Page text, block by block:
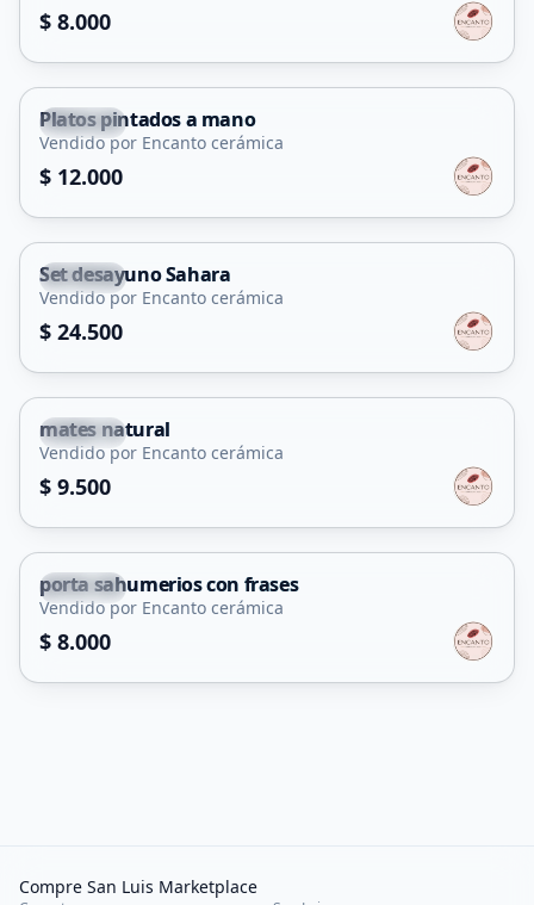
$ 8.000
Merlo
Platos pintados a mano
Vendido por Encanto cerámica
$ 12.000
Merlo
Set desayuno Sahara
Vendido por Encanto cerámica
$ 24.500
Merlo
mates natural
Vendido por Encanto cerámica
$ 9.500
Merlo
porta sahumerios con frases
Vendido por Encanto cerámica
$ 8.000
Compre San Luis Marketplace